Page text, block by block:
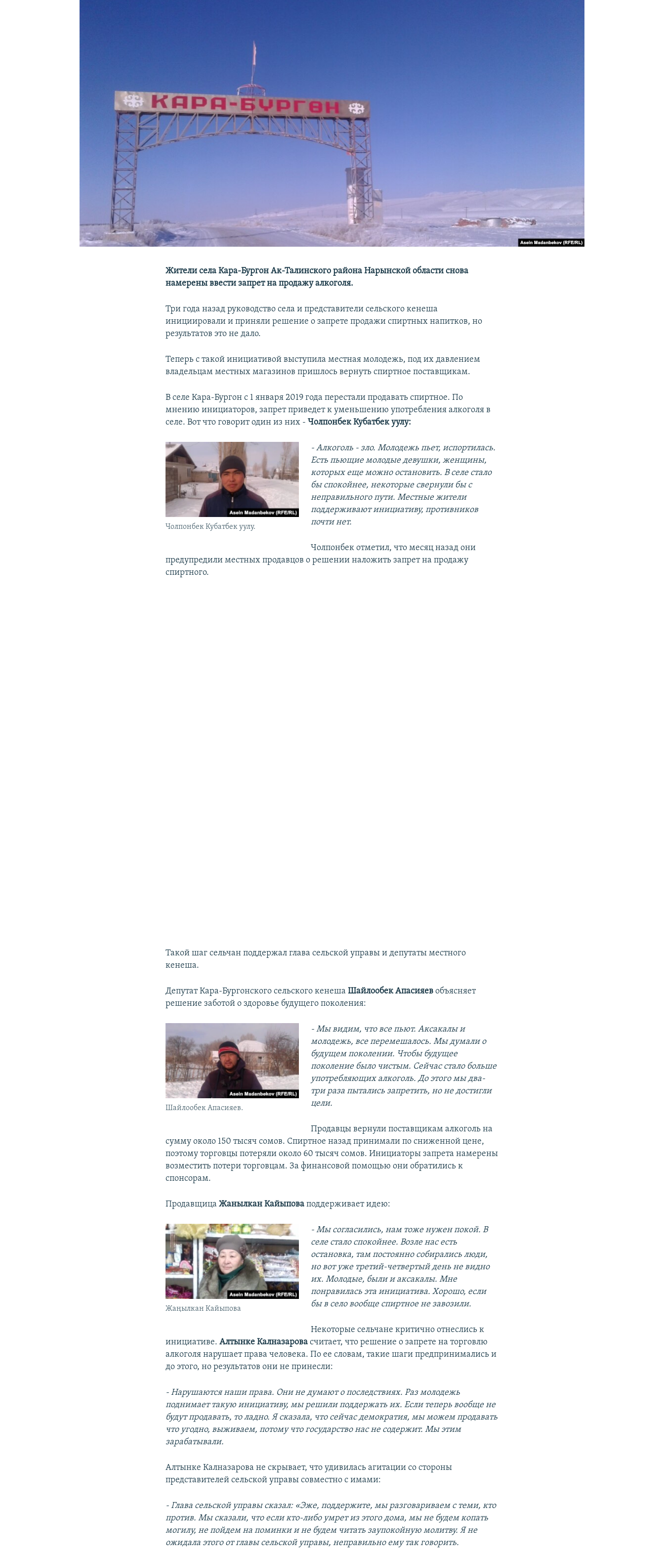
Жители села Кара-Бургон Ак-Талинского района Нарынской области снова
намерены ввести запрет на продажу алкоголя.
Три года назад руководство села и представители сельского кенеша
инициировали и приняли решение о запрете продажи спиртных напитков, но
результатов это не дало.
Теперь с такой инициативой выступила местная молодежь, под их давлением
владельцам местных магазинов пришлось вернуть спиртное поставщикам.
В селе Кара-Бургон с 1 января 2019 года перестали продавать спиртное. По
мнению инициаторов, запрет приведет к уменьшению употребления алкоголя в
селе. Вот что говорит один из них -Чолпонбек Кубатбек уулу:
Чолпонбек Кубатбек уулу.
- Алкоголь - зло. Молодежь пьет, испортилась.
Есть пьющие молодые девушки, женщины,
которых еще можно остановить. В селе стало
бы спокойнее, некоторые свернули бы с
неправильного пути. Местные жители
поддерживают инициативу, противников
почти нет.
Чолпонбек отметил, что месяц назад они
предупредили местных продавцов о решении наложить запрет на продажу
спиртного.
Такой шаг сельчан поддержал глава сельской управы и депутаты местного
кенеша.
Депутат Кара-Бургонского сельского кенешаШайлообек Апасияев объясняет
решение заботой о здоровье будущего поколения:​
Шайлообек Апасияев.
- Мы видим, что все пьют. Аксакалы и
молодежь, все перемешалось. Мы думали о
будущем поколении. Чтобы будущее
поколение было чистым. Сейчас стало больше
употребляющих алкоголь. До этого мы два-
три раза пытались запретить, но не достигли
цели.
Продавцы вернули поставщикам алкоголь на
сумму около 150 тысяч сомов. Спиртное назад принимали по сниженной цене,
поэтому торговцы потеряли около 60 тысяч сомов. Инициаторы запрета намерены
возместить потери торговцам. За финансовой помощью они обратились к
спонсорам.
ПродавщицаЖанылкан Кайыпова поддерживает идею:
Жаңылкан Кайыпова
- Мы согласились, нам тоже нужен покой. В
селе стало спокойнее. Возле нас есть
остановка, там постоянно собирались люди,
но вот уже третий-четвертый день не видно
их. Молодые, были и аксакалы. Мне
понравилась эта инициатива. Хорошо, если
бы в село вообще спиртное не завозили.
Некоторые сельчане критично отнеслись к
инициативе.Алтынке Калназарова считает, что решение о запрете на торговлю
алкоголя нарушает права человека. По ее словам, такие шаги предпринимались и
до этого, но результатов они не принесли:
-Нарушаются наши права. Они не думают о последствиях. Раз молодежь
поднимает такую инициативу, мы решили поддержать их. Если теперь вообще не
будут продавать, то ладно. Я сказала, что сейчас демократия, мы можем продавать
что угодно, выживаем, потому что государство нас не содержит. Мы этим
зарабатывали.
Алтынке Калназарова не скрывает, что удивилась агитации со стороны
представителей сельской управы совместно с имами:
-Глава сельской управы сказал: «Эже, поддержите, мы разговариваем с теми, кто
против. Мы сказали, что если кто-либо умрет из этого дома, мы не будем копать
могилу, не пойдем на поминки и не будем читать заупокойную молитву. Я не
ожидала этого от главы сельской управы, неправильно ему так говорить.